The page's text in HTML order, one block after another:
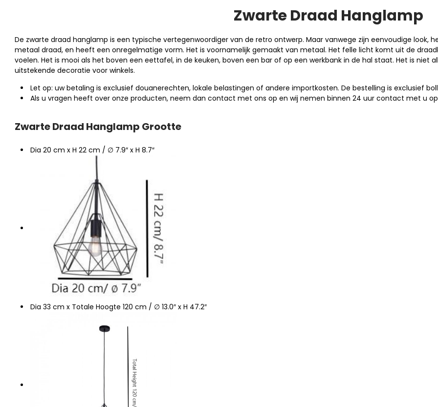
Zwarte Draad Hanglamp
De zwarte draad hanglamp is een typische vertegenwoordiger van de retro ontwerp. Maar vanwege zijn eenvoudige look,
metaal draad, en heeft een onregelmatige vorm. Het is voornamelijk gemaakt van metaal. Het felle licht komt uit de
voelen. Het is mooi als het boven een eettafel, in de keuken, boven een bar of op een werkbank in de hal staat. Het is niet
uitstekende decoratie voor winkels.
Let op: uw betaling is exclusief douanerechten, lokale belastingen of andere importkosten. De bestelling is exclusief
Als u vragen heeft over onze producten, neem dan contact met ons op en wij nemen binnen 24 uur contact met u
Zwarte Draad Hanglamp Grootte
Dia 20 cm x H 22 cm / ∅ 7.9″ x H 8.7″
Dia 33 cm x Totale Hoogte 120 cm / ∅ 13.0″ x H 47.2″